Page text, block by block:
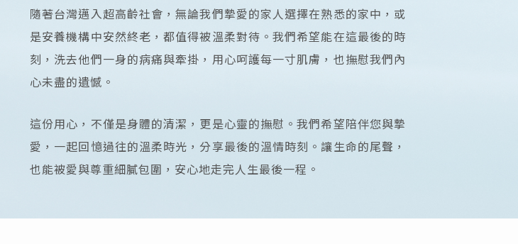
隨著台灣邁入超高齡社會，無論我們摯愛的家人選擇在熟悉的家中，或
是安養機構中安然終老，都值得被溫柔對待。我們希望能在這最後的時
刻，洗去他們一身的病痛與牽掛，用心呵護每一寸肌膚，也撫慰我們內
心未盡的遺憾。
這份用心，不僅是身體的清潔，更是心靈的撫慰。我們希望陪伴您與摯
愛，一起回憶過往的溫柔時光，分享最後的溫情時刻。讓生命的尾聲，
也能被愛與尊重細膩包圍，安心地走完人生最後一程。